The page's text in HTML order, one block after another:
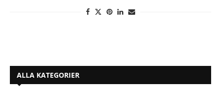
ALLA KATEGORIER